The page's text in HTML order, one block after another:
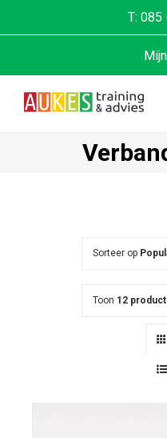
T: 085
Sorteer op
Toon 12